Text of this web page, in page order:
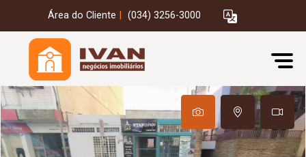
Área do Cliente (034) 3256-3000